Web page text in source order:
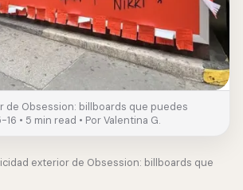
de Obsession: billboards que puedes
• 5 min read • Por Valentina G.
exterior de Obsession: billboards que